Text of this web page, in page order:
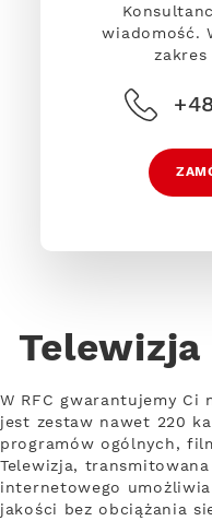
wiadomość.
zakres
W RFC gwarantujemy Ci
jest zestaw nawet 220
programów ogólnych,
Telewizja,
internetowego
jakości bez obciążania